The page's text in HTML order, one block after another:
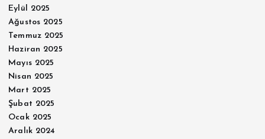
Eylül 2025
Ağustos 2025
Temmuz 2025
Haziran 2025
Mayıs 2025
Nisan 2025
Mart 2025
Şubat 2025
Ocak 2025
Aralık 2024